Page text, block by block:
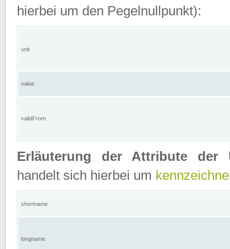
hierbei um den Pegelnullpunkt):
unit
value
validFrom
Erläuterung der Attribute der
handelt sich hierbei um
shortname
longname